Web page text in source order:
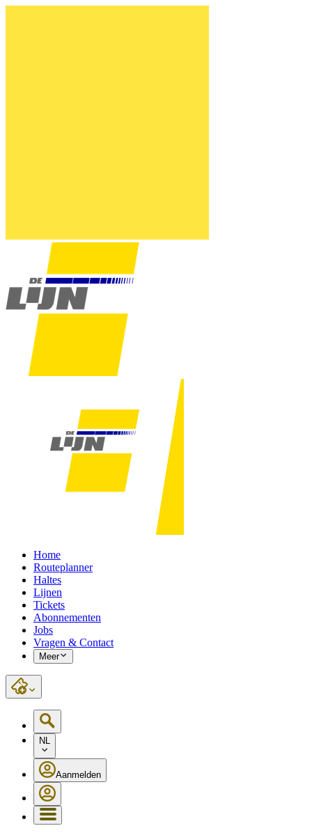
Home
Routeplanner
Haltes
Lijnen
Tickets
Abonnementen
Jobs
Vragen & Contact
Meer
NL
Aanmelden